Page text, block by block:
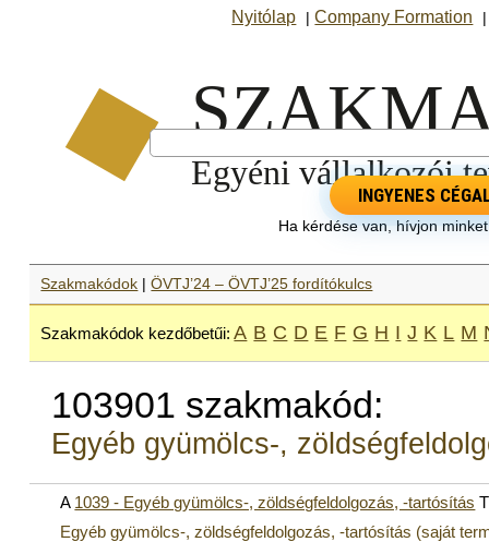
Nyitólap |Company Formation
INGYENES
Ha kérdése van, hívjon
Szakmakódok |ÖVTJ’24 – ÖVTJ’25 fordítókulcs
Szakmakódok kezdőbetűi: A B C D E F G H I J K L M
103901 szakmakód:
Egyéb gyümölcs-,
A 1039 - Egyéb gyümölcs-, zöldségfeldolgozás, -tartósítás
Egyéb gyümölcs-, zöldségfeldolgozás, -tartósítás (saját